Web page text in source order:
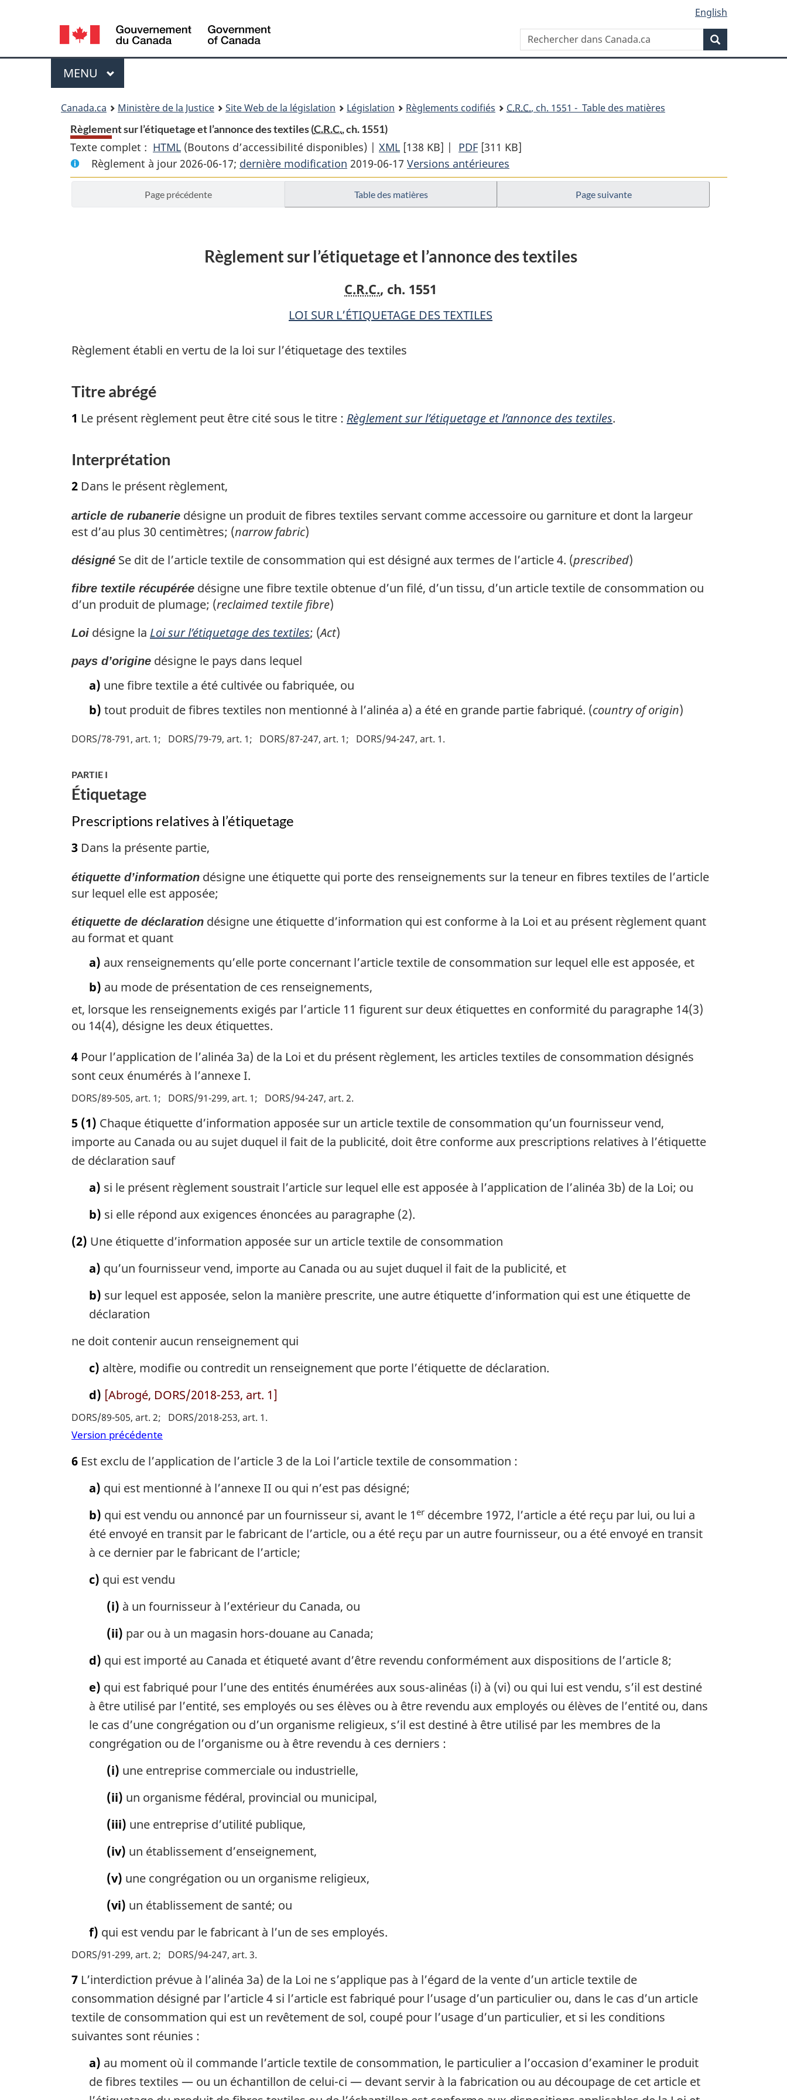
principal
À
site
version
Language
selection
English
Rechercher
dans
Canada.ca
Menu
MENU PRINCIPAL
Canada.ca Ministère de la Justice Site Web de la législation Législation Règlements codifiés C.R.C., ch. 1551 - Table des matières
Règlement sur l’étiquetage et l’annonce des textiles (C.R.C., ch. 1551)
Texte complet : HTML Texte
complet
:
Règlement
l’annonce
(Boutons d’accessibilité disponibles) | XML Texte
complet
:
Règlement
l’annonce
textiles
[138 KB] | PDF Texte
complet
:
l’annonce
[311 KB]
Règlement à jour 2026-06-17; dernière modification 2019-06-17 Versions antérieures
Page précédente Table des matières Page suivante
Règlement sur l’étiquetage et l’annonce des textiles
C.R.C., ch. 1551
LOI SUR L’ÉTIQUETAGE DES TEXTILES
Règlement établi en vertu de la loi sur l’étiquetage des textiles
Titre abrégé
1 Le présent règlement peut être cité sous le titre : Règlement sur l’étiquetage et l’annonce des textiles.
Interprétation
2 Dans le présent règlement,
article de rubanerie désigne un produit de fibres textiles servant comme accessoire ou garniture et dont la largeur
est d’au plus 30 centimètres; (narrow fabric)
désigné Se dit de l’article textile de consommation qui est désigné aux termes de l’article 4. (prescribed)
fibre textile récupérée désigne une fibre textile obtenue d’un filé, d’un tissu, d’un article textile de consommation ou
d’un produit de plumage; (reclaimed textile fibre)
Loi désigne la Loi sur l’étiquetage des textiles; (Act)
pays d’origine désigne le pays dans lequel
a) une fibre textile a été cultivée ou fabriquée, ou
b) tout produit de fibres textiles non mentionné à l’alinéa a) a été en grande partie fabriqué. (country of origin)
DORS/78-791, art. 1 DORS/79-79, art. 1 DORS/87-247, art. 1 DORS/94-247, art. 1
PARTIE I
Étiquetage
Prescriptions relatives à l’étiquetage
3 Dans la présente partie,
étiquette d’information désigne une étiquette qui porte des renseignements sur la teneur en fibres textiles de l’article
sur lequel elle est apposée;
étiquette de déclaration désigne une étiquette d’information qui est conforme à la Loi et au présent règlement quant
au format et quant
a) aux renseignements qu’elle porte concernant l’article textile de consommation sur lequel elle est apposée, et
b) au mode de présentation de ces renseignements,
et, lorsque les renseignements exigés par l’article 11 figurent sur deux étiquettes en conformité du paragraphe 14(3)
ou 14(4), désigne les deux étiquettes.
4 Pour l’application de l’alinéa 3a) de la Loi et du présent règlement, les articles textiles de consommation désignés
sont ceux énumérés à l’annexe I.
DORS/89-505, art. 1 DORS/91-299, art. 1 DORS/94-247, art. 2
5 (1) Chaque étiquette d’information apposée sur un article textile de consommation qu’un fournisseur vend,
importe au Canada ou au sujet duquel il fait de la publicité, doit être conforme aux prescriptions relatives à l’étiquette
de déclaration sauf
a) si le présent règlement soustrait l’article sur lequel elle est apposée à l’application de l’alinéa 3b) de la Loi; ou
b) si elle répond aux exigences énoncées au paragraphe (2).
(2) Une étiquette d’information apposée sur un article textile de consommation
a) qu’un fournisseur vend, importe au Canada ou au sujet duquel il fait de la publicité, et
b) sur lequel est apposée, selon la manière prescrite, une autre étiquette d’information qui est une étiquette de
déclaration
ne doit contenir aucun renseignement qui
c) altère, modifie ou contredit un renseignement que porte l’étiquette de déclaration.
d) [Abrogé, DORS/2018-253, art. 1]
DORS/89-505, art. 2 DORS/2018-253, art. 1
Version précédente
6 Est exclu de l’application de l’article 3 de la Loi l’article textile de consommation :
a) qui est mentionné à l’annexe II ou qui n’est pas désigné;
b) qui est vendu ou annoncé par un fournisseur si, avant le 1 er décembre 1972, l’article a été reçu par lui, ou lui a
été envoyé en transit par le fabricant de l’article, ou a été reçu par un autre fournisseur, ou a été envoyé en transit
à ce dernier par le fabricant de l’article;
c) qui est vendu
(i) à un fournisseur à l’extérieur du Canada, ou
(ii) par ou à un magasin hors-douane au Canada;
d) qui est importé au Canada et étiqueté avant d’être revendu conformément aux dispositions de l’article 8;
e) qui est fabriqué pour l’une des entités énumérées aux sous-alinéas (i) à (vi) ou qui lui est vendu, s’il est destiné
à être utilisé par l’entité, ses employés ou ses élèves ou à être revendu aux employés ou élèves de l’entité ou, dans
le cas d’une congrégation ou d’un organisme religieux, s’il est destiné à être utilisé par les membres de la
congrégation ou de l’organisme ou à être revendu à ces derniers :
(i) une entreprise commerciale ou industrielle,
(ii) un organisme fédéral, provincial ou municipal,
(iii) une entreprise d’utilité publique,
(iv) un établissement d’enseignement,
(v) une congrégation ou un organisme religieux,
(vi) un établissement de santé; ou
f) qui est vendu par le fabricant à l’un de ses employés.
DORS/91-299, art. 2 DORS/94-247, art. 3
7 L’interdiction prévue à l’alinéa 3a) de la Loi ne s’applique pas à l’égard de la vente d’un article textile de
consommation désigné par l’article 4 si l’article est fabriqué pour l’usage d’un particulier ou, dans le cas d’un article
textile de consommation qui est un revêtement de sol, coupé pour l’usage d’un particulier, et si les conditions
suivantes sont réunies :
a) au moment où il commande l’article textile de consommation, le particulier a l’occasion d’examiner le produit
de fibres textiles — ou un échantillon de celui-ci — devant servir à la fabrication ou au découpage de cet article et